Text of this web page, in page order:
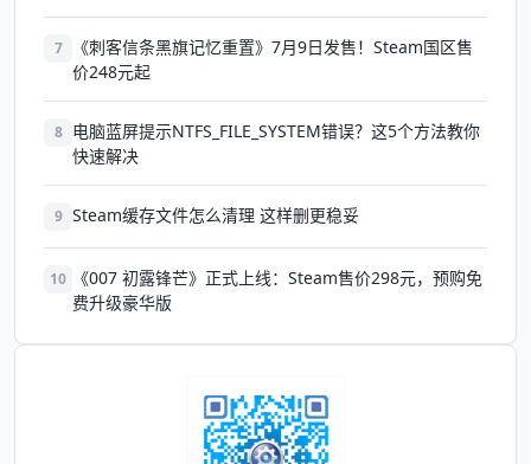
7
《刺客信条黑旗记忆重置》7月9日发售！Steam国区售
价248元起
8 电脑蓝屏提示NTFS_FILE_SYSTEM错误？这5个方法教你
快速解决
9 Steam缓存文件怎么清理 这样删更稳妥
10
《007 初露锋芒》正式上线：Steam售价298元，预购免
费升级豪华版